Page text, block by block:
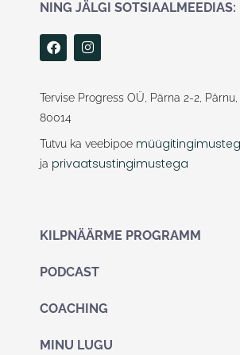
NING JÄLGI SOTSIAALMEEDIAS:
F
a
c
b
o
o
I
n
s
a
g
m
Tervise Progress OÜ, Pärna 2-2, Pärnu,
80014
Tutvu ka veebipoe
ja privaatsustingimustega
KILPNÄÄRME PROGRAMM
PODCAST
COACHING
MINU LUGU